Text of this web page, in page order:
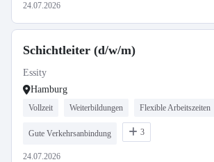
24.07.2026
Schichtleiter (d/w/m)
Essity
Hamburg
Vollzeit Weiterbildungen Flexible Arbeitszeiten
Gute Verkehrsanbindung 3
24.07.2026